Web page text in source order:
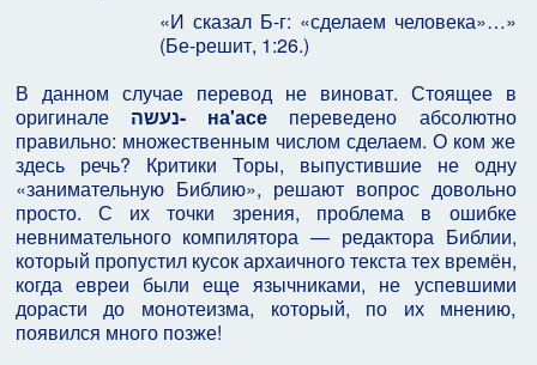
«И сказал Б-г: «сделаем человека»…»
(Бе-решит, 1:26.)
В данном случае перевод не виноват. Стоящее в
оригинале
נעשה- на'асе переведено абсолютно
правильно: множественным числом сделаем. О ком же
здесь речь? Критики Торы, выпустившие не одну
«занимательную Библию», решают вопрос довольно
просто. С их точки зрения, проблема в ошибке
невнимательного компилятора — редактора Библии,
который пропустил кусок архаичного текста тех времён,
когда евреи были еще язычниками, не успевшими
дорасти до монотеизма, который, по их мнению,
появился много позже!